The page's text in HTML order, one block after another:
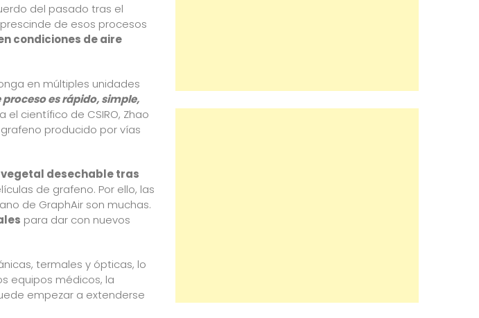
del pasado tras el
de esos procesos
condiciones de aire
en múltiples unidades
proceso es rápido, simple,
el científico de CSIRO, Zhao
producido por vías
desechable tras
de grafeno. Por ello, las
de GraphAir son muchas.
para dar con nuevos
termales y ópticas, lo
equipos médicos, la
empezar a extenderse